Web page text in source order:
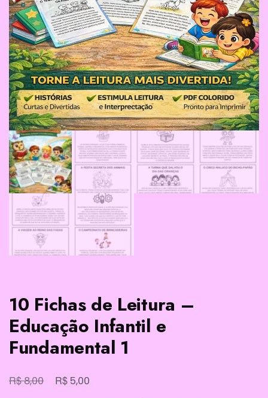
10 Fichas de Leitura –
Educação Infantil e
Fundamental 1
R$8,00
O
R$ 5,00